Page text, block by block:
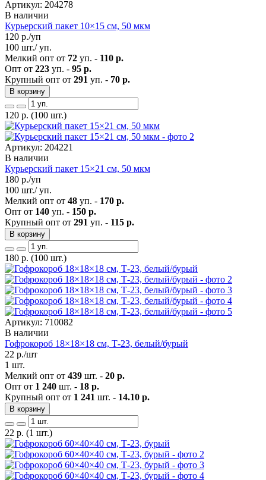
Артикул: 204278
В наличии
Курьерский пакет 10×15 см, 50 мкм
120 р./уп
100 шт./ уп.
Мелкий опт от 72 уп. - 110 р.
Опт от 223 уп. - 95 р.
Крупный опт от 291 уп. - 70 р.
В корзину
120 р. (100 шт.)
Артикул: 204221
В наличии
Курьерский пакет 15×21 см, 50 мкм
180 р./уп
100 шт./ уп.
Мелкий опт от 48 уп. - 170 р.
Опт от 140 уп. - 150 р.
Крупный опт от 291 уп. - 115 р.
В корзину
180 р. (100 шт.)
Артикул: 710082
В наличии
Гофрокороб 18×18×18 см, Т-23, белый/бурый
22 р./шт
1 шт.
Мелкий опт от 439 шт. - 20 р.
Опт от 1 240 шт. - 18 р.
Крупный опт от 1 241 шт. - 14.10 р.
В корзину
22 р. (1 шт.)